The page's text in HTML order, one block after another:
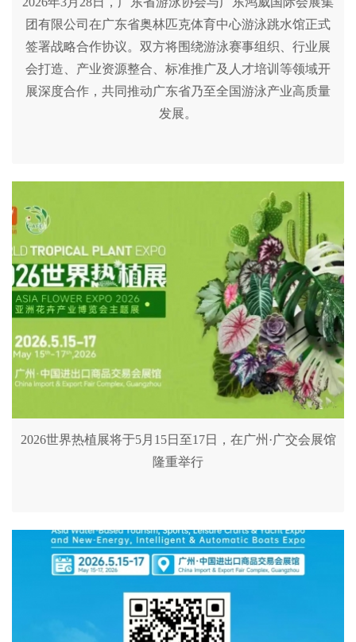
团有限公司在广东省奥林匹克体育中心游泳跳水馆正式
签署战略合作协议。双方将围绕游泳赛事组织、行业展
会打造、产业资源整合、标准推广及人才培训等领域开
展深度合作，共同推动广东省乃至全国游泳产业高质量
发展。
2026世界热植展将于5月15日至17日，在广州·广交会展馆
隆重举行